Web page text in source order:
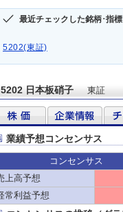
最近チェックした銘柄･指標
5202(東証)
5202 日本板硝子 東証